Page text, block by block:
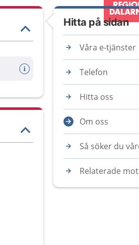
Hitta på sidan
Våra e-tjänster
Telefon
Hitta oss
Om oss
Så söker du
Relaterade